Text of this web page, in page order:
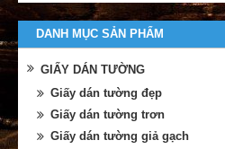
DANH MỤC SẢN PHẨM
GIẤY DÁN TƯỜNG
Giấy dán tường đẹp
Giấy dán tường trơn
Giấy dán tường giả gạch